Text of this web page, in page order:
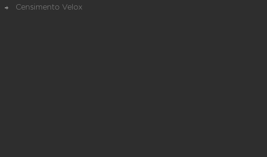
Censimento Velox